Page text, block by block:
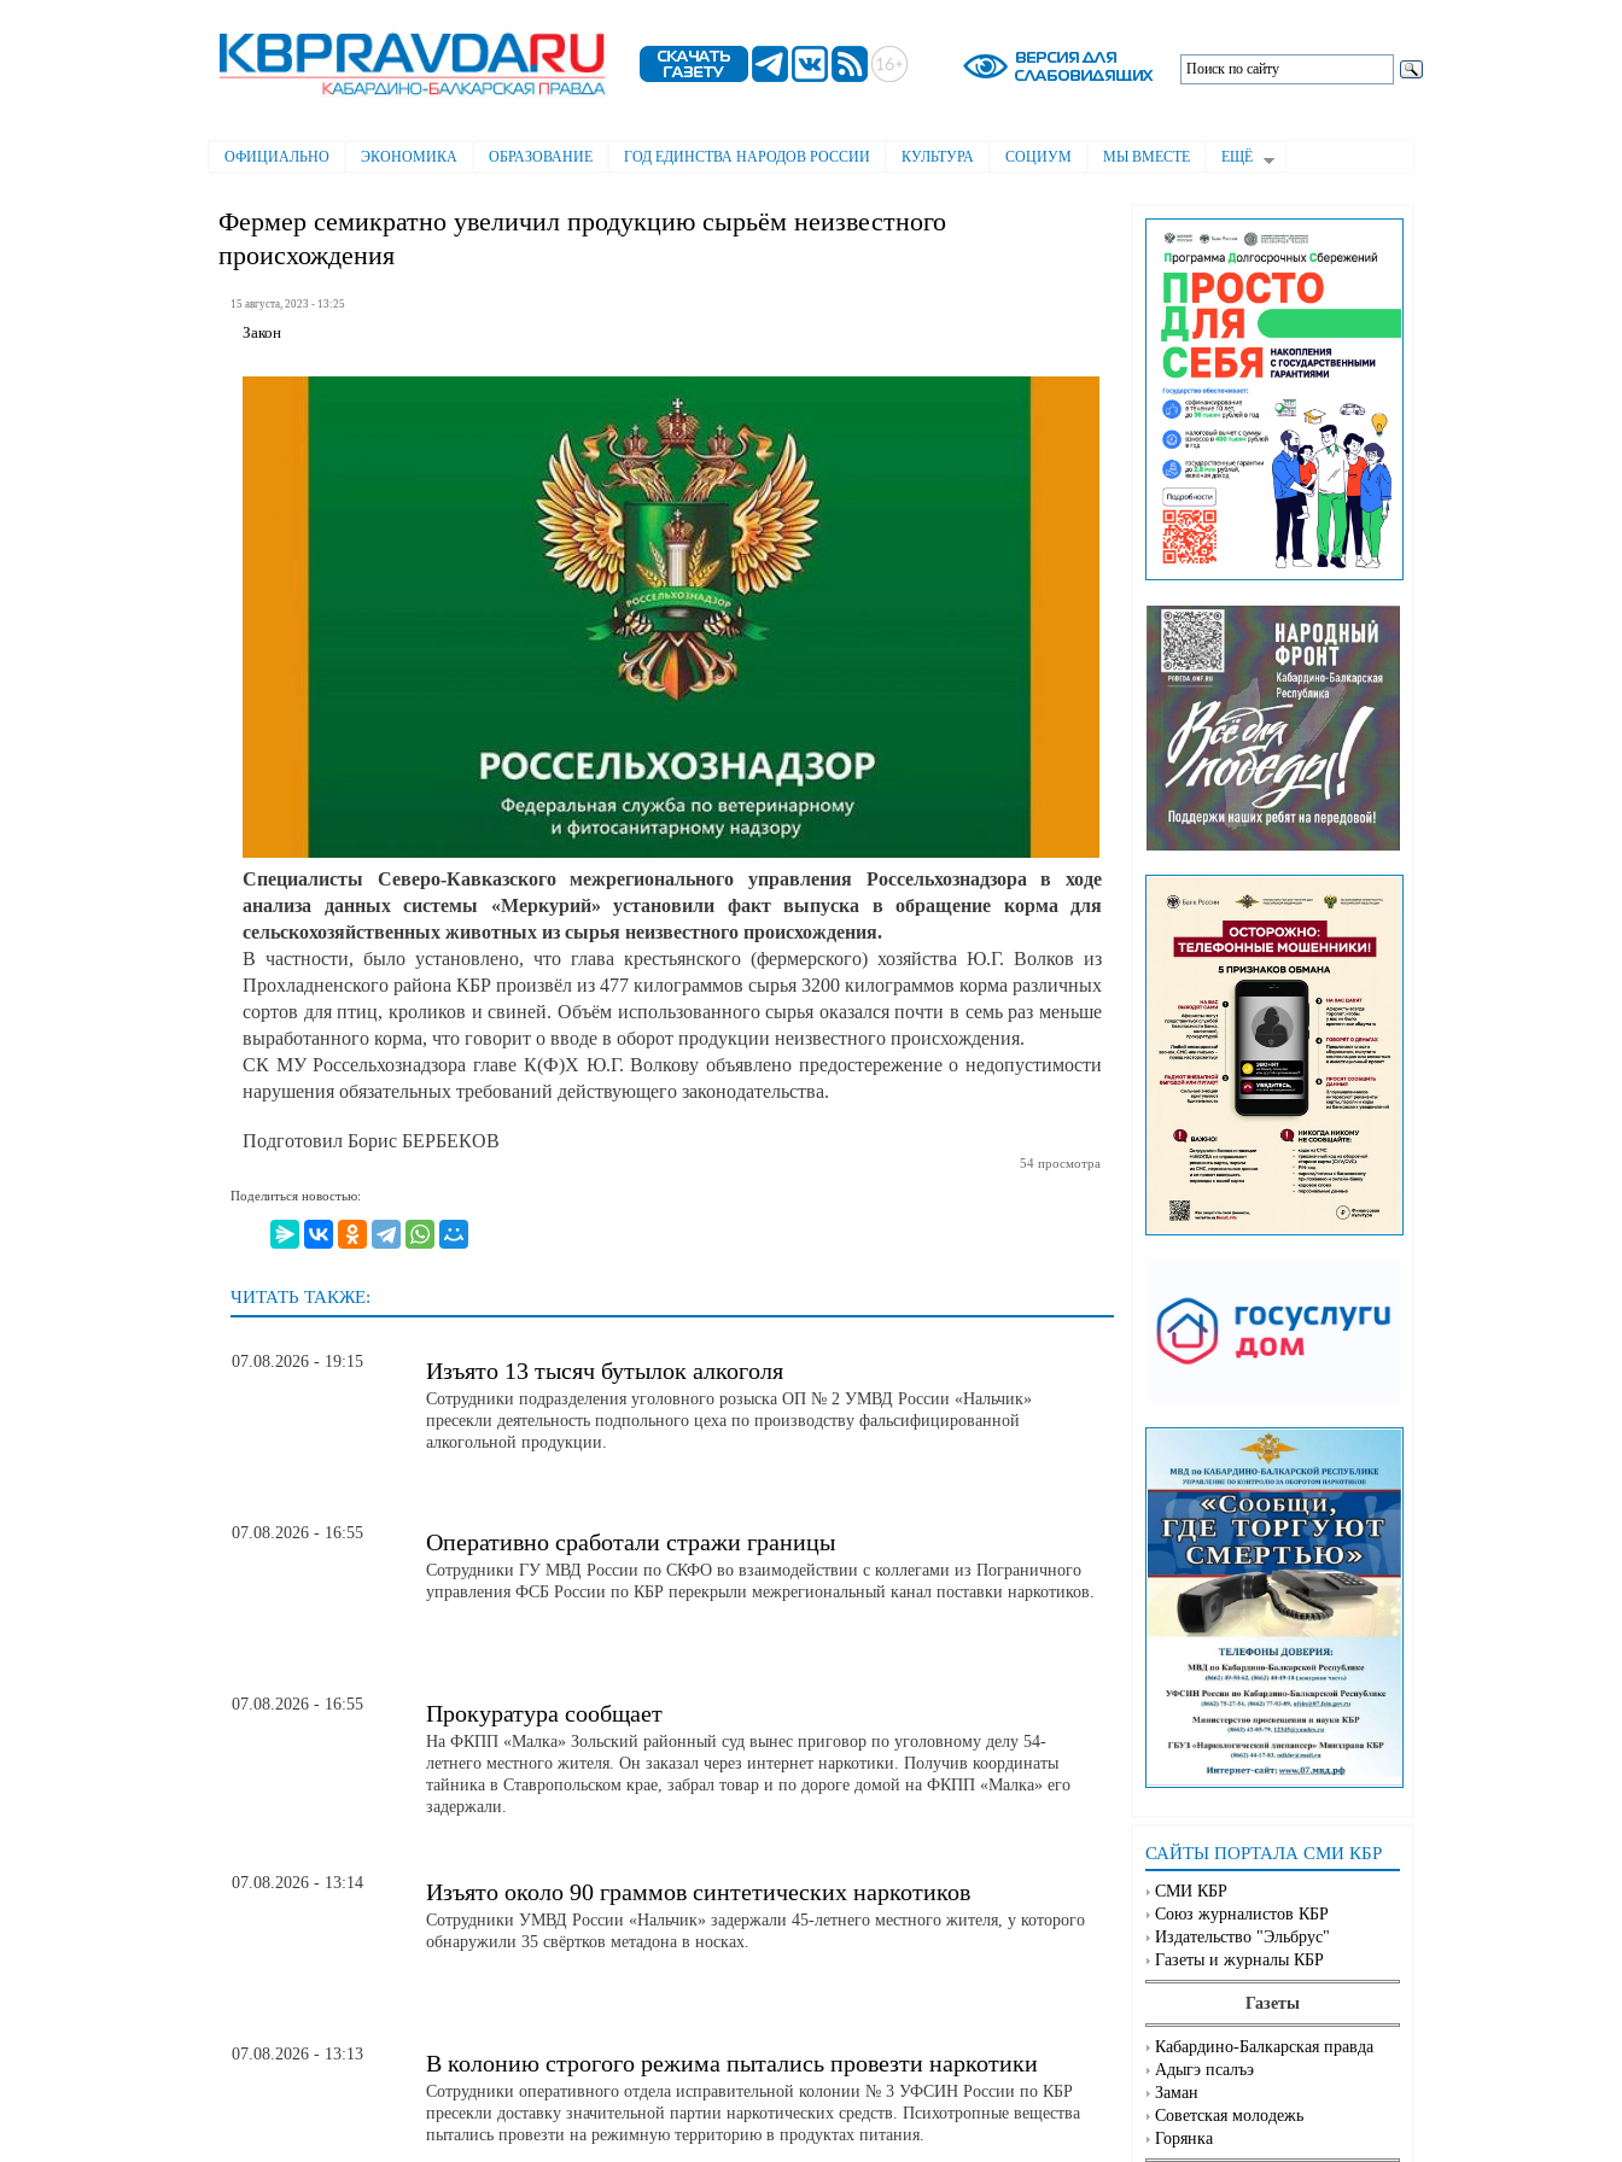
содержанию
Электронная газета "Кабардино-
Балкарская правда"
Главное меню
ОФИЦИАЛЬНО ЭКОНОМИКА ОБРАЗОВАНИЕ ГОД ЕДИНСТВА НАРОДОВ РОССИИ КУЛЬТУРА СОЦИУМ МЫ ВМЕСТЕ ЕЩЁ
САЙТЫ ПОРТАЛА СМИ КБР
СМИ КБР
Союз журналистов КБР
Издательство "Эльбрус"
Газеты и журналы КБР
Газеты
Кабардино-Балкарская правда
Адыгэ псалъэ
Заман
Советская молодежь
Горянка
Фермер семикратно увеличил продукцию сырьём неизвестного
происхождения
15 августа, 2023 - 13:25
Закон
Специалисты Северо-Кавказского межрегионального управления Россельхознадзора в ходе
анализа данных системы «Меркурий» установили факт выпуска в обращение корма для
сельскохозяйственных животных из сырья неизвестного происхождения.
В частности, было установлено, что глава крестьянского (фермерского) хозяйства Ю.Г. Волков из
Прохладненского района КБР произвёл из 477 килограммов сырья 3200 килограммов корма различных
сортов для птиц, кроликов и свиней. Объём использованного сырья оказался почти в семь раз меньше
выработанного корма, что говорит о вводе в оборот продукции неизвестного происхождения.
СК МУ Россельхознадзора главе К(Ф)Х Ю.Г. Волкову объявлено предостережение о недопустимости
нарушения обязательных требований действующего законодательства.
Подготовил Борис БЕРБЕКОВ
54 просмотра
Поделиться новостью:
ЧИТАТЬ ТАКЖЕ:
07.08.2026 - 19:15 Изъято 13 тысяч бутылок алкоголя
Сотрудники подразделения уголовного розыска ОП № 2 УМВД России «Нальчик»
пресекли деятельность подпольного цеха по производству фальсифицированной
алкогольной продукции.
07.08.2026 - 16:55 Оперативно сработали стражи границы
Сотрудники ГУ МВД России по СКФО во взаимодействии с коллегами из Пограничного
управления ФСБ России по КБР перекрыли межрегиональный канал поставки наркотиков.
07.08.2026 - 16:55 Прокуратура сообщает
На ФКПП «Малка» Зольский районный суд вынес приговор по уголовному делу 54-
летнего местного жителя. Он заказал через интернет наркотики. Получив координаты
тайника в Ставропольском крае, забрал товар и по дороге домой на ФКПП «Малка» его
задержали.
07.08.2026 - 13:14 Изъято около 90 граммов синтетических наркотиков
Сотрудники УМВД России «Нальчик» задержали 45-летнего местного жителя, у которого
обнаружили 35 свёртков метадона в носках.
07.08.2026 - 13:13 В колонию строгого режима пытались провезти наркотики
Сотрудники оперативного отдела исправительной колонии № 3 УФСИН России по КБР
пресекли доставку значительной партии наркотических средств. Психотропные вещества
пытались провезти на режимную территорию в продуктах питания.